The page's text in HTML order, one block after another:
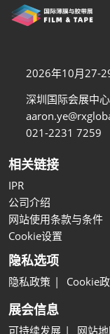
2026年10月27-
深圳国际会展中心
021-2231 7259
相关链接
IPR
公司介绍
网站使用条款与条件
Cookie设置
隐私选项
隐私政策 Cookie
展会信息
可持续发展 网站